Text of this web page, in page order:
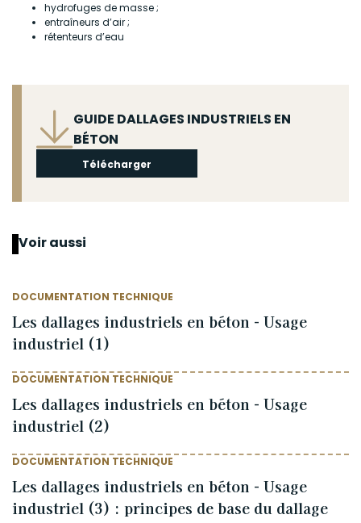
hydrofuges de masse ;
entraîneurs d’air ;
rétenteurs d’eau
FichierGUIDE DALLAGES INDUSTRIELS EN
BÉTON
Télécharger
Voir aussi
DOCUMENTATION TECHNIQUE
Les dallages industriels en béton - Usage
industriel (1)
DOCUMENTATION TECHNIQUE
Les dallages industriels en béton - Usage
industriel (2)
DOCUMENTATION TECHNIQUE
Les dallages industriels en béton - Usage
industriel (3) : principes de base du dallage